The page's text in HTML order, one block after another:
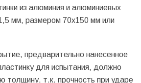
из алюминия и алюминиевых
мм, размером 70х150 мм или
предварительно нанесенное
для испытания, должно
толщину, т.к. прочность при ударе